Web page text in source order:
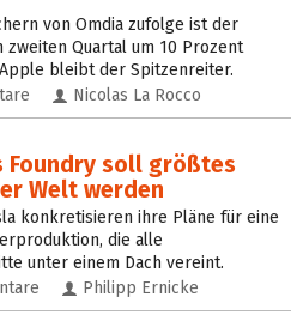
von Omdia zufolge ist der
zweiten Quartal um 10 Prozent
bleibt der Spitzenreiter.
Nicolas La Rocco
Foundry soll größ­tes
Welt werden
konkretisieren ihre Pläne für eine
die alle
unter einem Dach vereint.
Philipp Ernicke